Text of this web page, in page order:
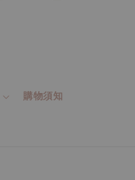
購物須知